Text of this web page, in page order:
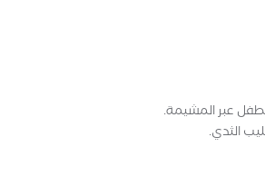
عبر المشيمة.
الثدي.